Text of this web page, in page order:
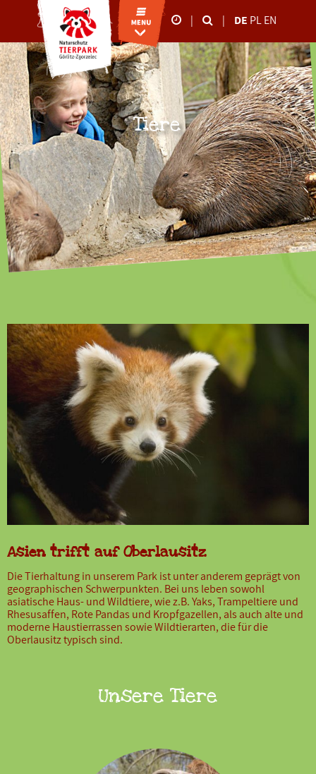
Unsere Öffnungszeiten
26.10.-02.11.2025
09:00-17:00 Uhr
März bis Oktober
09:00 - 18:00 Uhr
November bis Februar
09:00 - 16:00 Uhr
| | DE PLEN
Tiere
Asien trifft auf Oberlausitz
Die Tierhaltung in unserem Park ist unter anderem geprägt von
geographischen Schwerpunkten. Bei uns leben sowohl
asiatische Haus- und Wildtiere, wie z.B. Yaks, Trampeltiere und
Rhesusaffen, Rote Pandas und Kropfgazellen, als auch alte und
moderne Haustierrassen sowie Wildtierarten, die für die
Oberlausitz typisch sind.
Unsere Tiere